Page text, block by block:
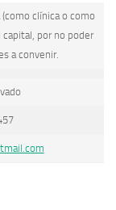
clínica o como
capital, por no poder
a convenir.